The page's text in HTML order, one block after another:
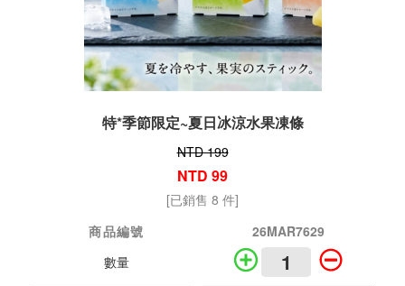
特*季節限定~夏日冰涼水果凍條
NTD 199
NTD 99
[已銷售 8 件]
商品編號
26MAR7629
數量